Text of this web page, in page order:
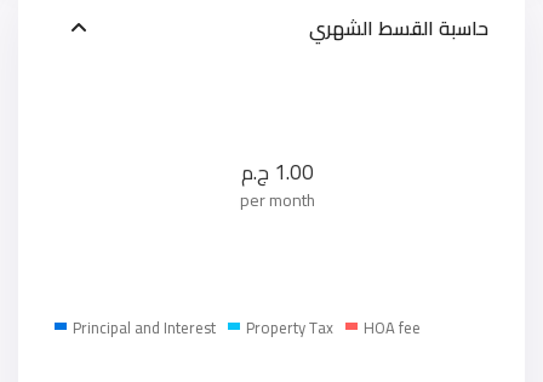
حاسبة القسط الشهري
1.00 ج.م
per month
Principal and Interest Property Tax HOA fee